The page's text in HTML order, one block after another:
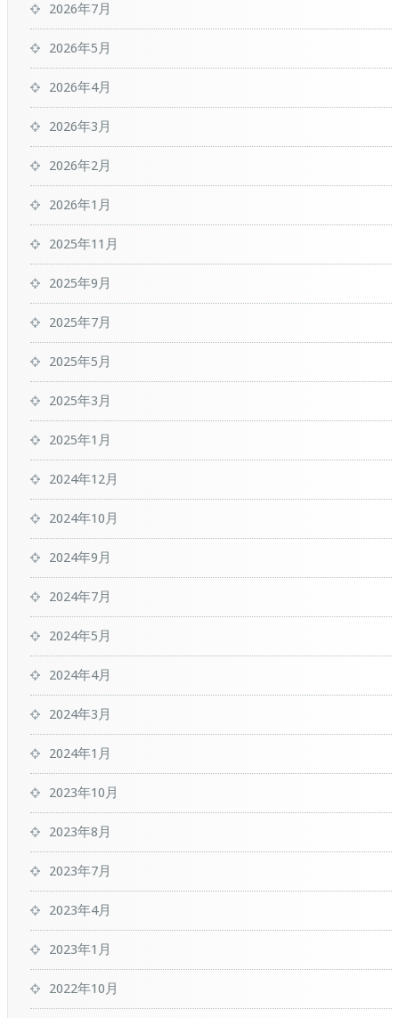
2026年7月
2026年5月
2026年4月
2026年3月
2026年2月
2026年1月
2025年11月
2025年9月
2025年7月
2025年5月
2025年3月
2025年1月
2024年12月
2024年10月
2024年9月
2024年7月
2024年5月
2024年4月
2024年3月
2024年1月
2023年10月
2023年8月
2023年7月
2023年4月
2023年1月
2022年10月